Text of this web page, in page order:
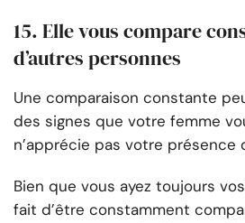
15. Elle vous compare
d’autres personnes
Une comparaison constante
des signes que votre femme
n’apprécie pas votre présence
Bien que vous ayez toujours
fait d’être constamment